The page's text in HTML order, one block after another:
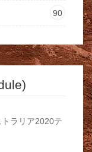
90
ラリア2020テ